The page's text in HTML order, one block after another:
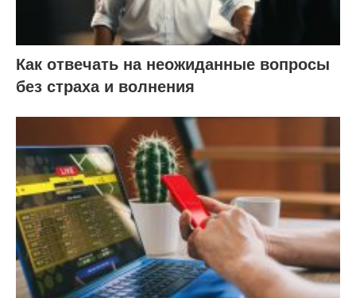
Как отвечать на неожиданные вопросы
без страха и волнения